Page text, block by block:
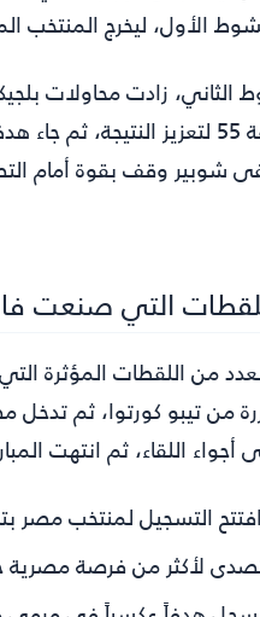
ليخرج المنتخب المصري متقدماً 1-0
الثاني، زادت محاولات
شوبير وقف بقوة أمام
التي صنعت
من اللقطات المؤثرة
من تيبو كورتوا، ثم
أجواء اللقاء، ثم انتهت
افتتح التسجيل لمنتخب مصر
لأكثر من فرصة